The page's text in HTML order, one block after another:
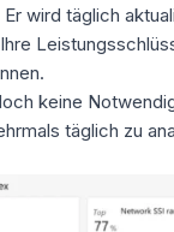
wird täglich
keine
täglich zu